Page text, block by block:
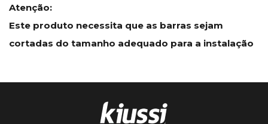
Atenção:
Este produto necessita que as barras sejam
cortadas do tamanho adequado para a instalação